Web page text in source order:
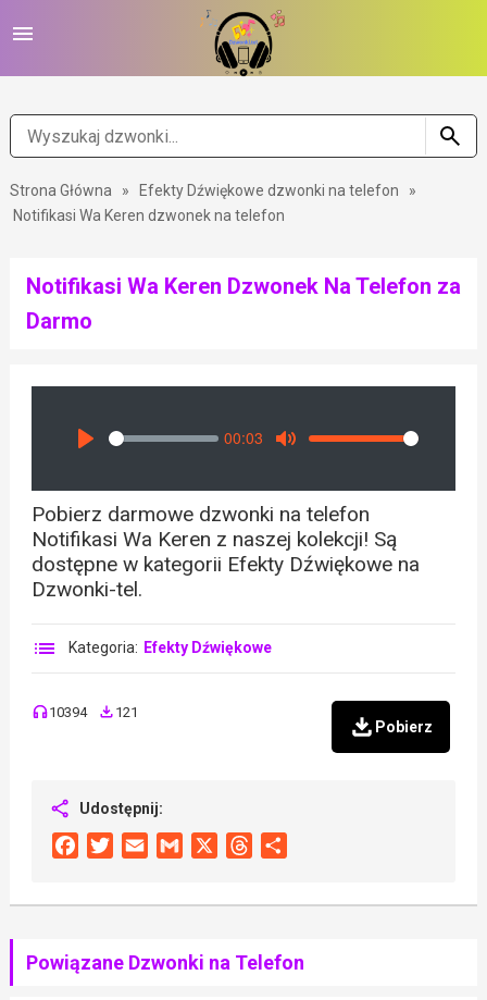
Strona Główna » Efekty Dźwiękowe dzwonki na telefon
»
Notifikasi Wa Keren dzwonek na telefon
Notifikasi Wa Keren Dzwonek Na Telefon za
Darmo
Seek
00:03
Volume
Pobierz darmowe dzwonki na telefon
Notifikasi Wa Keren z naszej kolekcji! Są
dostępne w kategorii Efekty Dźwiękowe na
Dzwonki-tel.
Kategoria: Efekty Dźwiękowe
10394 121
Pobierz
Udostępnij:
FacebookTwitterEmail Gmail Threads
Powiązane Dzwonki na Telefon